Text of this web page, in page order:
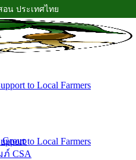
อน ประเทศไทย
to Local Farmers
to Local Farmers
Group
CSA